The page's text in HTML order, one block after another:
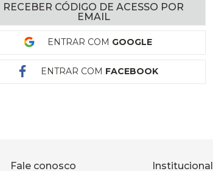
RECEBER CÓDIGO DE ACESSO POR
EMAIL
ENTRAR COM GOOGLE
ENTRAR COM FACEBOOK
Fale conosco Institucional